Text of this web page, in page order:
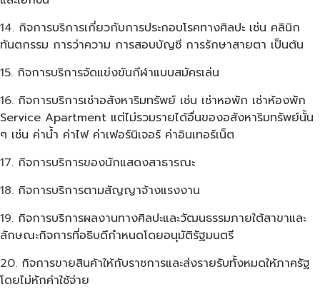
กิจการบริการเกี่ยวกับการประกอบโรคทางศิลปะ เช่น คลินิก
ทันตกรรม การว่าความ การสอบบัญชี การรักษาสายตา เป็นต้น
กิจการบริการจัดแข่งขันกีฬาแบบสมัครเล่น
กิจการบริการเช่าอสังหาริมทรัพย์ เช่น เช่าหอพัก เช่าห้องพัก
Service Apartment แต่ไม่รวมรายได้อื่นของอสังหาริมทรัพย์นั้น
ๆ เช่น ค่าน้ำ ค่าไฟ ค่าเฟอร์นิเจอร์ ค่าอินเทอร์เน็ต
กิจการบริการของนักแสดงสาธารณะ
กิจการบริการตามสัญญาจ้างแรงงาน
กิจการบริการผลงานทางศิลปะและวัฒนธรรมภายใต้สาขาและ
ลักษณะกิจการที่อธิบดีกำหนดโดยอนุมัติรัฐมนตรี
กิจการขายสินค้าให้กับราชการและส่งรายรับทั้งหมดให้ภาครัฐ
โดยไม่หักค่าใช้จ่าย